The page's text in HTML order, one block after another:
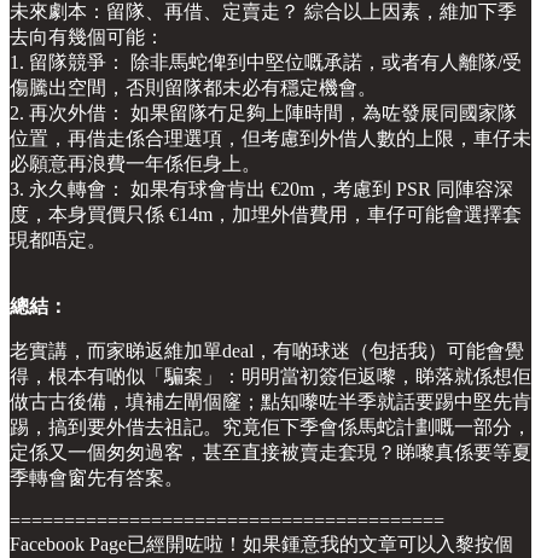
未來劇本：留隊、再借、定賣走？ 綜合以上因素，維加下季
去向有幾個可能：
1. 留隊競爭： 除非馬蛇俾到中堅位嘅承諾，或者有人離隊/受
傷騰出空間，否則留隊都未必有穩定機會。
2. 再次外借： 如果留隊冇足夠上陣時間，為咗發展同國家隊
位置，再借走係合理選項，但考慮到外借人數的上限，車仔未
必願意再浪費一年係佢身上。
3. 永久轉會： 如果有球會肯出 €20m，考慮到 PSR 同陣容深
度，本身買價只係 €14m，加埋外借費用，車仔可能會選擇套
現都唔定。
總結：
老實講，而家睇返維加單deal，有啲球迷（包括我）可能會覺
得，根本有啲似「騙案」：明明當初簽佢返嚟，睇落就係想佢
做古古後備，填補左閘個窿；點知嚟咗半季就話要踢中堅先肯
踢，搞到要外借去祖記。究竟佢下季會係馬蛇計劃嘅一部分，
定係又一個匆匆過客，甚至直接被賣走套現？睇嚟真係要等夏
季轉會窗先有答案。
========================================
Facebook Page已經開咗啦！如果鍾意我的文章可以入黎按個